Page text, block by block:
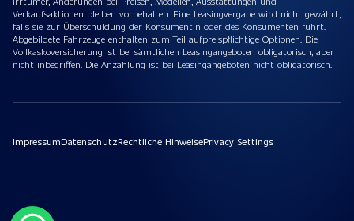
Verkaufsaktionen bleiben vorbehalten. Eine Leasingvergabe wird nicht gewährt,
falls sie zur Überschuldung der Konsumentin oder des Konsumenten führt.
Abgebildete Fahrzeuge enthalten zum Teil aufpreispflichtige Optionen. Die
Vollkaskoversicherung ist bei sämtlichen Leasingangeboten obligatorisch, aber
nicht inbegriffen. Die Anzahlung ist bei Leasingangeboten nicht obligatorisch.
ImpressumDatenschutzRechtliche HinweisePrivacy Settings